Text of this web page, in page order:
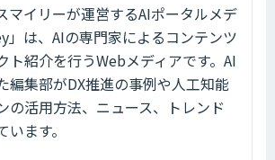
マイリーが運営するAIポータルメデ
」は、AIの専門家によるコンテンツ
ト紹介を行うWebメディアです。AI
編集部がDX推進の事例や人工知能
の活用方法、ニュース、トレンド
ます。